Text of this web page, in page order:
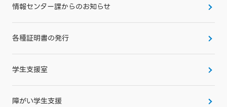
情報センター課からのお知らせ
各種証明書の発行
学生支援室
障がい学生支援